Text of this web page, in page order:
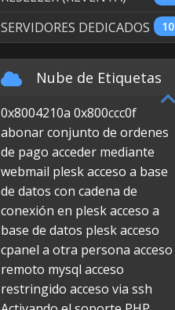
10
SERVIDORES DEDICADOS
Nube de Etiquetas
0x8004210a 0x800ccc0f
abonar conjunto de ordenes
de pago acceder mediante
webmail pleskacceso a base
de datos con cadena de
conexión en pleskacceso a
base de datos pleskacceso
cpanel a otra persona acceso
remoto mysql acceso
restringido acceso via ssh